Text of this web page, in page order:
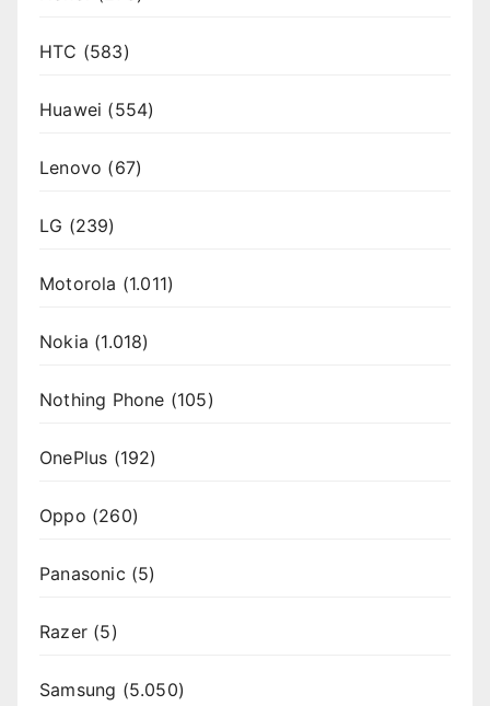
HTC (583)
Huawei (554)
Lenovo (67)
LG (239)
Motorola (1.011)
Nokia (1.018)
Nothing Phone (105)
OnePlus (192)
Oppo (260)
Panasonic (5)
Razer (5)
Samsung (5.050)